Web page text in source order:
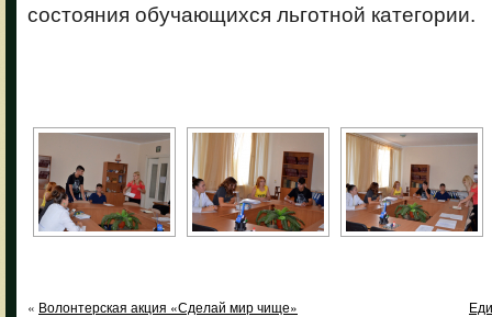
состояния обучающихся льготной категории.
« Волонтерская акция «Сделай мир чище»